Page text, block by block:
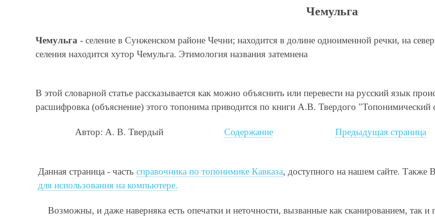
Чемульга
Чемульга - селение в Сунженском районе Чечни; находится в долине одноименной речки, на
селения находится хутор Чемульга. Этимология названия затемнена
В этой словарной статье рассказывается как можно объяснить или перевести на русский язык
расшифровка (объяснение) этого топонима приводится по книги А.В. Твердого "Топонимический
Автор: А. В. Твердый Содержание Предыдущая страница
Данная страница - часть справочника по топонимике Кавказа, доступного на нашем сайте. Также
для использования на компьютере.
Возможны, и даже наверняка есть опечатки и неточности, вызванные как сканированием, так